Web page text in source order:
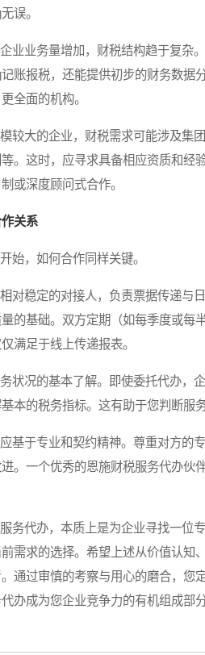
误。
业务量增加，财税结构趋于复杂
账报税，还能提供初步的财务数据
全面的机构。
大的企业，财税需求可能涉及集
。这时，应寻求具备相应资质和经
或深度顾问式合作。
关系
，如何合作同样关键。
稳定的对接人，负责票据传递与
的基础。双方定期（如每季度或
满足于线上传递报表。
况的基本了解。即使委托代办，企
本的税务指标。这有助于您判断服
于专业和契约精神。尊重对方的
。一个优秀的恩施财税服务代办伙
代办，本质上是为企业寻找一位
需求的选择。希望上述从价值认知
通过审慎的考察与用心的磨合，您
办成为您企业竞争力的有机组成部分